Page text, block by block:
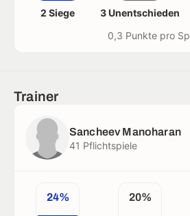
2 Siege 3 Unentschieden
0,3 Punkte pro
Trainer
Sancheev Manoharan
41 Pflichtspiele
24% 20%